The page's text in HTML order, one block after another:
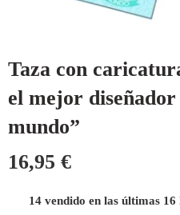
Taza con
el mejor
mundo”
16,95 €
14 vendido en las últimas 16